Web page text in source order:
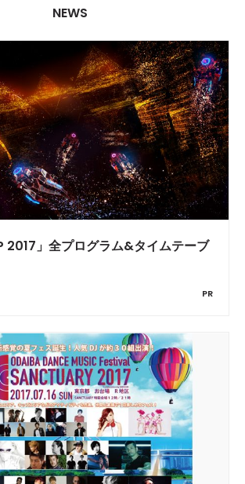
NEWS
2017」全プログラム&タイムテーブ
PR